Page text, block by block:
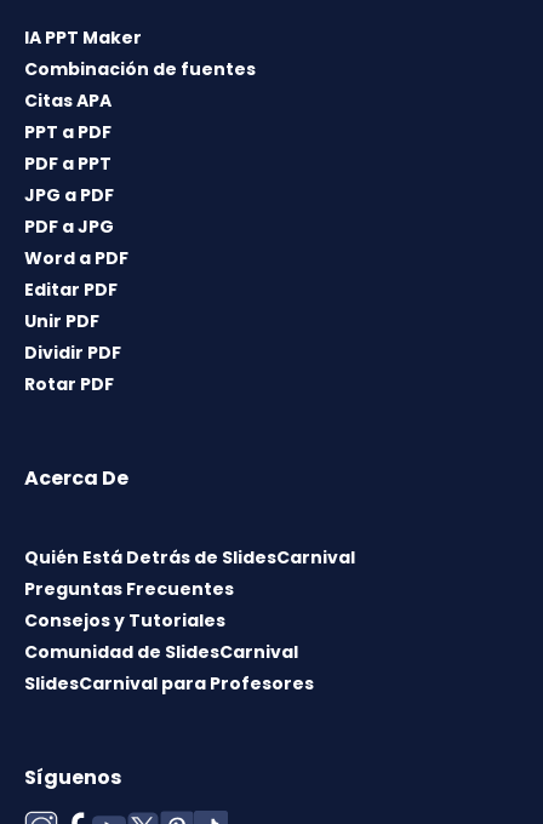
IA PPT Maker
Combinación de fuentes
Citas APA
PPT a PDF
PDF a PPT
JPG a PDF
PDF a JPG
Word a PDF
Editar PDF
Unir PDF
Dividir PDF
Rotar PDF
Acerca De
Quién Está Detrás de SlidesCarnival
Preguntas Frecuentes
Consejos y Tutoriales
Comunidad de SlidesCarnival
SlidesCarnival para Profesores
Síguenos